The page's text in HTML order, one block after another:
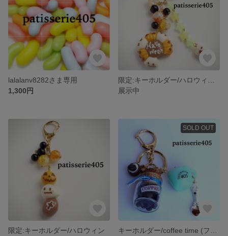
lalalanv8282さま専用
1,300円
展示中
限定:キーホルダー/ハロウィン
SOLD OUT